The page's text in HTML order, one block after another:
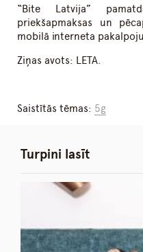
“Bite Latvija”
priekšapmaksas un
mobilā interneta
Ziņas avots: LETA.
Saistītās tēmas: 5g
Turpini lasīt